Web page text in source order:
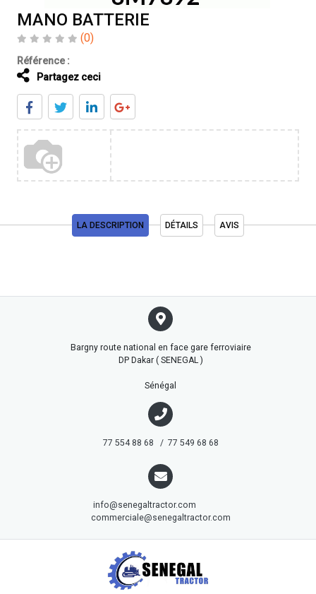
MANO BATTERIE
(0)
Référence :
Partagez ceci
LA DESCRIPTION DÉTAILS AVIS
Bargny route national en face gare ferroviaire
DP Dakar ( SENEGAL )
Sénégal
77 554 88 68 / 77 549 68 68
info@senegaltractor.com
commerciale@senegaltractor.com